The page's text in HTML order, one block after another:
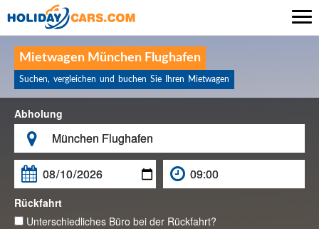
Mietwagen München Flughafen
Suchen, vergleichen und buchen Sie Ihren Mietwagen
Abholung


Rückfahrt
Unterschiedliches Büro bei der Rückfahrt?